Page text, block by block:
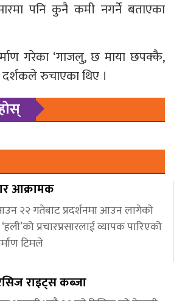
पनि कुनै कमी नगर्ने बताएका
गरेका ‘गाजलु, छ माया छपक्कै,
दर्शकले रुचाएका थिए ।
आक्रामक
२२ गतेबाट प्रदर्शनमा आउन लागेको
प्रचारप्रसारलाई व्यापक पारिएको
टिमले
राइट्स कब्जा